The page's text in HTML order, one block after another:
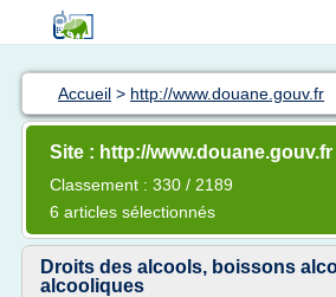
Accueil > http://www.douane.gouv.fr
Site : http://www.douane.gouv.fr
Classement : 330 / 2189
6 articles sélectionnés
Droits des alcools, boissons
alcooliques